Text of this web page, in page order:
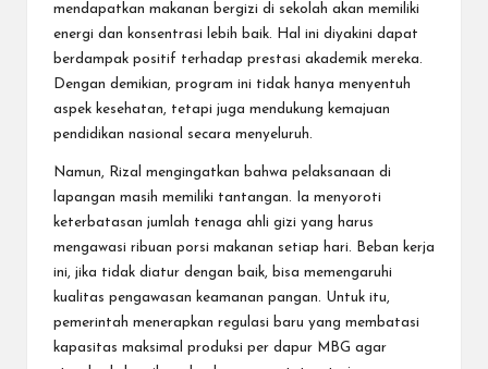
mendapatkan makanan bergizi di sekolah akan memiliki
energi dan konsentrasi lebih baik. Hal ini diyakini dapat
berdampak positif terhadap prestasi akademik mereka.
Dengan demikian, program ini tidak hanya menyentuh
aspek kesehatan, tetapi juga mendukung kemajuan
pendidikan nasional secara menyeluruh.
Namun, Rizal mengingatkan bahwa pelaksanaan di
lapangan masih memiliki tantangan. Ia menyoroti
keterbatasan jumlah tenaga ahli gizi yang harus
mengawasi ribuan porsi makanan setiap hari. Beban kerja
ini, jika tidak diatur dengan baik, bisa memengaruhi
kualitas pengawasan keamanan pangan. Untuk itu,
pemerintah menerapkan regulasi baru yang membatasi
kapasitas maksimal produksi per dapur MBG agar